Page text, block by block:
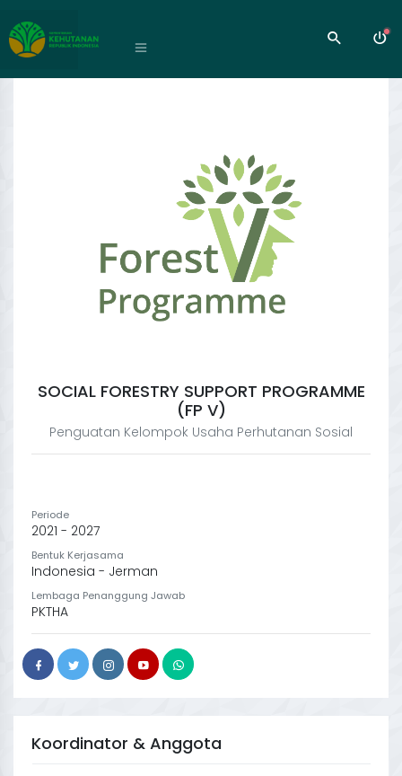
SOCIAL FORESTRY SUPPORT PROGRAMME
(FP V)
Penguatan Kelompok Usaha Perhutanan Sosial
Periode
2021 - 2027
Bentuk Kerjasama
Indonesia - Jerman
Lembaga Penanggung Jawab
PKTHA
Koordinator & Anggota